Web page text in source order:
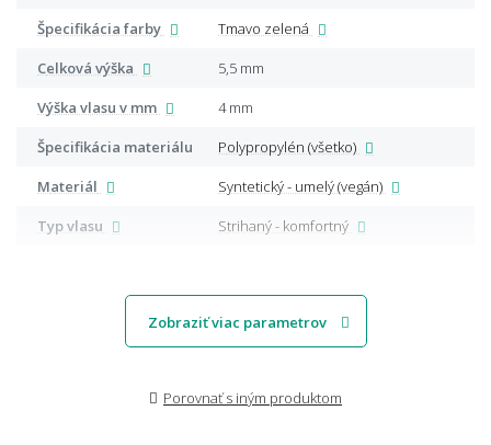
Špecifikácia farby
Tmavo zelená
Celková výška
5,5 mm
Výška vlasu v mm
4 mm
Špecifikácia materiálu
Polypropylén (všetko)
Materiál
Syntetický - umelý (vegán)
Typ vlasu
Strihaný - komfortný
Zobraziť viac parametrov
Porovnať s iným produktom